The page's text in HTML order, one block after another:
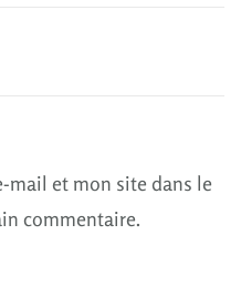
mail et mon site dans le
commentaire.